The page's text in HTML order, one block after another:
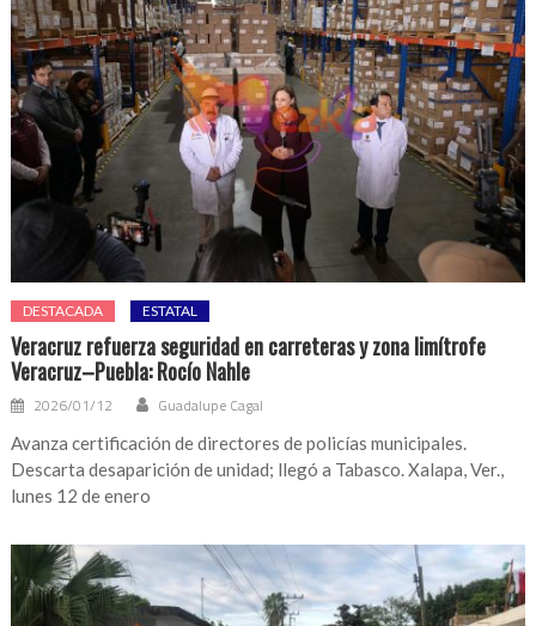
DESTACADA ESTATAL
Veracruz refuerza seguridad en carreteras y zona limítrofe
Veracruz–Puebla: Rocío Nahle
2026/01/12 Guadalupe Cagal
Avanza certificación de directores de policías municipales.
Descarta desaparición de unidad; llegó a Tabasco. Xalapa, Ver.,
lunes 12 de enero